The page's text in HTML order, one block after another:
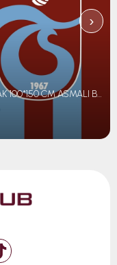
BAYRAK 100*150 CM ASMALI BM ÇİZGİLİ
›